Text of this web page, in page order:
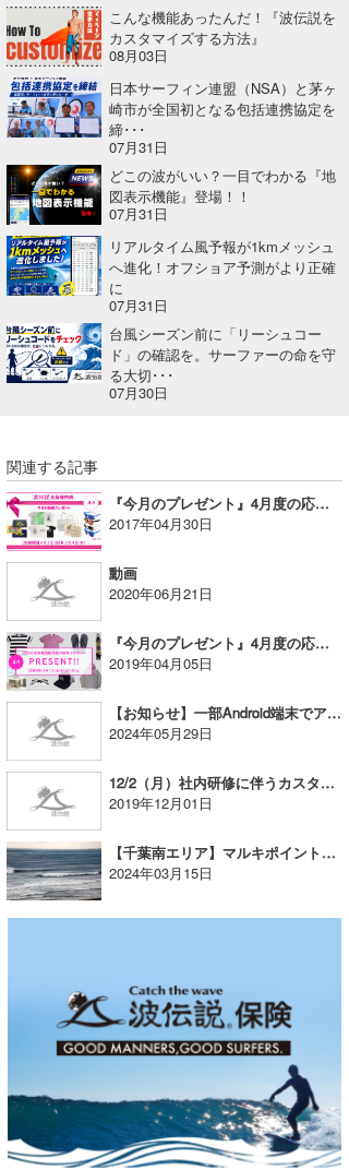
こんな機能あったんだ！『波伝説を
カスタマイズする方法』
08月03日
日本サーフィン連盟（NSA）と茅ヶ
崎市が全国初となる包括連携協定を
締･･･
07月31日
どこの波がいい？一目でわかる『地
図表示機能』登場！！
07月31日
リアルタイム風予報が1kmメッシュ
へ進化！オフショア予測がより正確
に
07月31日
台風シーズン前に「リーシュコー
ド」の確認を。サーファーの命を守
る大切･･･
07月30日
関連する記事
『今月のプレゼント』4月度の応募が間もなく終了です！
2017年04月30日
動画
2020年06月21日
『今月のプレゼント』4月度の応募開始！
2019年04月05日
【お知らせ】一部Android端末でアプリでスーパーライブ！映像が再生できない事象について
2024年05月29日
12/2（月）社内研修に伴うカスタマーサポート業務休業のお知らせ
2019年12月01日
【千葉南エリア】マルキポイントでスーパーライブ！配信開始
2024年03月15日
ライター/寄稿メディア
Core Surf Japan
Naoya Kimoto
mitsuteru Kamio
Yasunari Inoue
Yoshiyuki Obata
arukasvision
CBA Films
熊谷素子
メディア
SURFMEDIA
Colors MAGAZINE
WAVAL
波伝説アンバサダー/プロライダー
福島寿実子
中浦“JET”章
嵯峨明日香
田原啓江
植村未来
NOBUFUKU
大野”MAR”修聖
喜納海人
波伝説スタッフ
☆加藤
+☆maki☆+
chan-U
ECE
G◎Da
H
KID
KOBU
KY
MIN
mitz
OYZ
S.K
VAGY
waka☆=
YUKI☆
たっちー
波伝説